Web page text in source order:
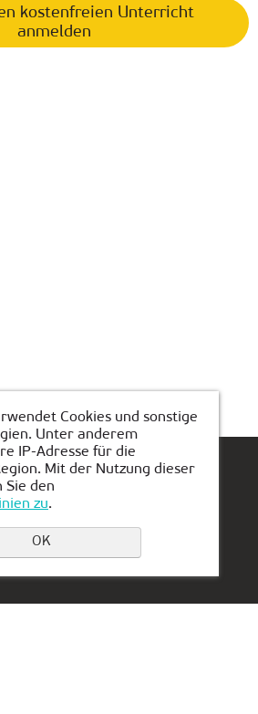
kostenfreien Unterricht
anmelden
Platz buchen
Cookies und sonstige
Unter anderem
IP-Adresse für die
Mit der Nutzung dieser
Sie den
zu.
OK